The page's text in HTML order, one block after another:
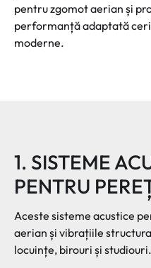
pentru zgomot aerian și
performanță adaptată
moderne.
1. SISTEME
PENTRU
Aceste sisteme acustice
aerian și vibrațiile
locuințe, birouri și studiouri.